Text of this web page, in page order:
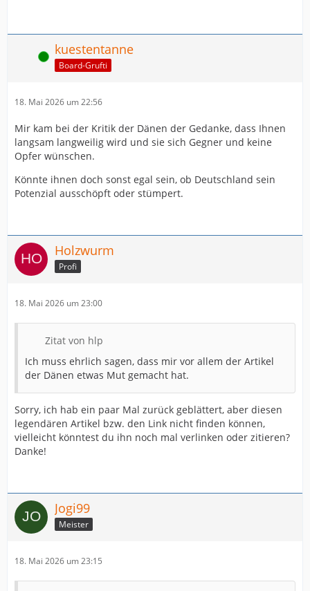
Online kuestentanne
Board-Grufti
18. Mai 2026 um 22:56
Mir kam bei der Kritik der Dänen der Gedanke, dass Ihnen
langsam langweilig wird und sie sich Gegner und keine
Opfer wünschen.
Könnte ihnen doch sonst egal sein, ob Deutschland sein
Potenzial ausschöpft oder stümpert.
Holzwurm
Profi
18. Mai 2026 um 23:00
Zitat von hlp
Ich muss ehrlich sagen, dass mir vor allem der Artikel
der Dänen etwas Mut gemacht hat.
Sorry, ich hab ein paar Mal zurück geblättert, aber diesen
legendären Artikel bzw. den Link nicht finden können,
vielleicht könntest du ihn noch mal verlinken oder zitieren?
Danke!
Jogi99
Meister
18. Mai 2026 um 23:15